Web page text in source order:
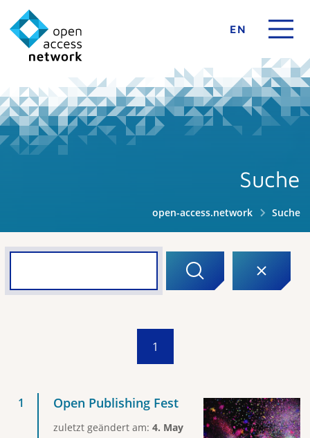
EN
Suche
open-access.network Suche
1
Open Publishing Fest
zuletzt geändert am: 4. May